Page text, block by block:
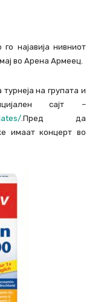
најавија нивниот
во Арена Армеец.
на групата и
сајт –
.Пред да
имаат концерт во